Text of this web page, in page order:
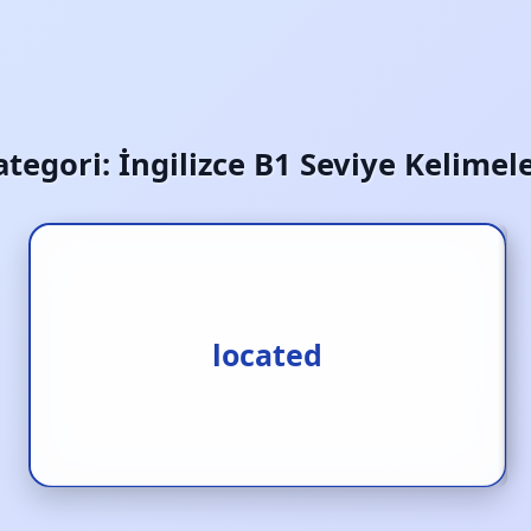
İngilizce B1 Seviye
located
edilmiş 3.kain